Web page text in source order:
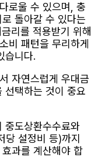
로울 수 있으며, 충
돌아갈 수 있다는
리를 적용받기 위해
비 패턴을 무리하게
습니다.
자연스럽게 우대금
선택하는 것이 중요
중도상환수수료와
당 설정비 등)까지
과를 계산해야 합